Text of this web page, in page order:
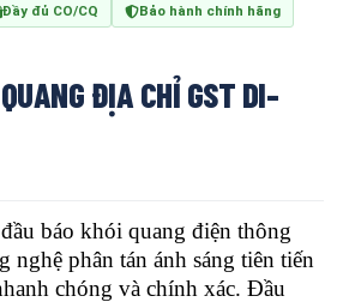
Đầy đủ CO/CQ Bảo hành chính hãng
ĐỊA CHỈ GST DI-
báo khói quang điện thông
nghệ phân tán ánh sáng tiên tiến
chóng và chính xác. Đầu